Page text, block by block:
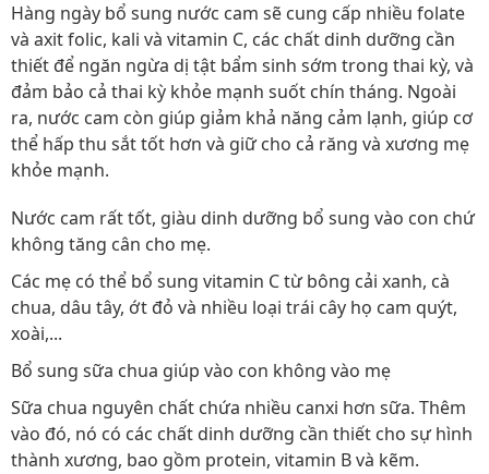
Hàng ngày bổ sung nước cam sẽ cung cấp nhiều folate
và axit folic, kali và vitamin C, các chất dinh dưỡng cần
thiết để ngăn ngừa dị tật bẩm sinh sớm trong thai kỳ, và
đảm bảo cả thai kỳ khỏe mạnh suốt chín tháng. Ngoài
ra, nước cam còn giúp giảm khả năng cảm lạnh, giúp cơ
thể hấp thu sắt tốt hơn và giữ cho cả răng và xương mẹ
khỏe mạnh.
Nước cam rất tốt, giàu dinh dưỡng bổ sung vào con chứ
không tăng cân cho mẹ.
Các mẹ có thể bổ sung vitamin C từ bông cải xanh, cà
chua, dâu tây, ớt đỏ và nhiều loại trái cây họ cam quýt,
xoài,...
Bổ sung sữa chua giúp vào con không vào mẹ
Sữa chua nguyên chất chứa nhiều canxi hơn sữa. Thêm
vào đó, nó có các chất dinh dưỡng cần thiết cho sự hình
thành xương, bao gồm protein, vitamin B và kẽm.